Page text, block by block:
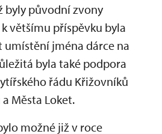
byly původní zvony
většímu příspěvku byla
umístění jména dárce na
byla také podpora
řádu Křižovníků
Města Loket.
možné již v roce